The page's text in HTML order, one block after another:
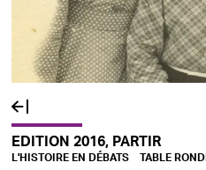
EDITION 2016, PARTIR
L'HISTOIRE EN DÉBATS TABLE